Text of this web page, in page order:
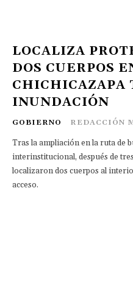
LOCALIZA
DOS CUERPOS
CHICHICAZAPA
INUNDACIÓN
GOBIERNO REDACCIÓN
Tras la ampliación en la ruta de
interinstitucional, después de
localizaron dos cuerpos al
acceso.